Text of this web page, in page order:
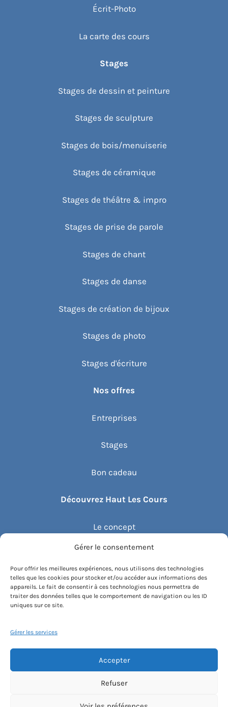
Gérer le consentement
Pour offrir les meilleures expériences, nous utilisons des technologies
telles que les cookies pour stocker et/ou accéder aux informations des
appareils. Le fait de consentir à ces technologies nous permettra de
traiter des données telles que le comportement de navigation ou les ID
uniques sur ce site.
Gérer les services
Accepter
Refuser
Écrit-Photo
La carte des cours
Stages
Stages de dessin et peinture
Stages de sculpture
Stages de bois/menuiserie
Stages de céramique
Stages de théâtre & impro
Stages de prise de parole
Stages de chant
Stages de danse
Stages de création de bijoux
Stages de photo
Stages d'écriture
Nos offres
Entreprises
Stages
Bon cadeau
Découvrez Haut Les Cours
Le concept
Blog
Conditions générales de vente
Mentions légales